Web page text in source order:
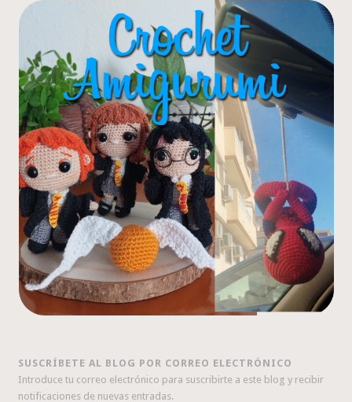
SUSCRÍBETE AL BLOG POR CORREO ELECTRÓNICO
Introduce tu correo electrónico para suscribirte a este blog y recibir
notificaciones de nuevas entradas.